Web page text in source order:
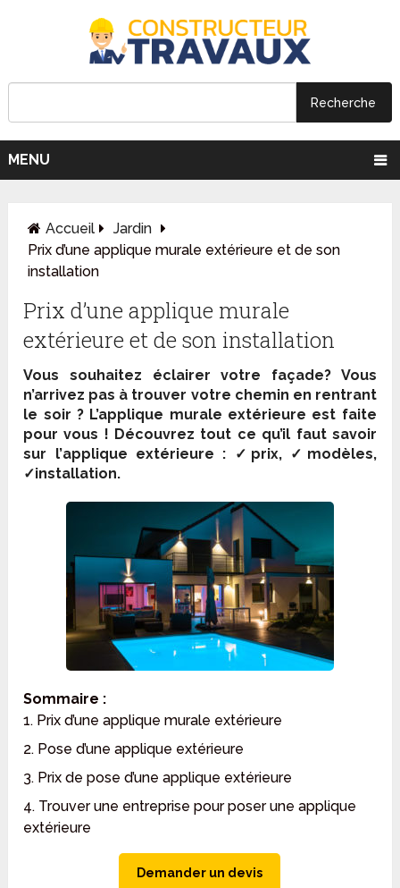
MENU
Accueil
Jardin
Prix d’une applique murale extérieure et de son
installation
Prix d’une applique murale
extérieure et de son installation
Vous souhaitez éclairer votre façade? Vous
n’arrivez pas à trouver votre chemin en rentrant
le soir ? L’applique murale extérieure est faite
pour vous ! Découvrez tout ce qu’il faut savoir
sur l’applique extérieure : ✓prix, ✓modèles,
✓installation.
Sommaire :
1. Prix d’une applique murale extérieure
2. Pose d’une applique extérieure
3. Prix de pose d’une applique extérieure
4. Trouver une entreprise pour poser une applique
extérieure
Demander un devis